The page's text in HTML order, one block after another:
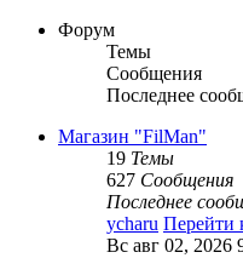
Форум
Темы
Сообщения
Последнее
Магазин "FilMan"
19 Темы
627 Сообщения
Последнее
ycharu Перейти
Вс авг 02, 2026